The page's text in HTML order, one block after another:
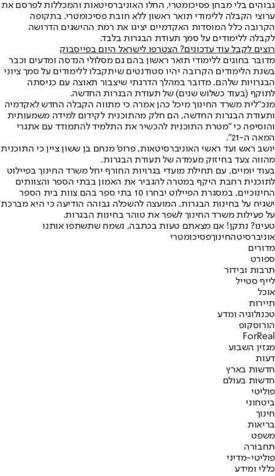
גבוהים בלי מבחן פסיכומטרי, החלו האוניברסיטאות והמכללות לפרסם את
ערוצי הקבלה ללימודי תואר ראשון ללא חובת פסיכומטרי. בתקופה
הקרובה כלל המוסדות האקדמיים יציגו את רמת ההישגים הדרושה
לקבלה ללימודים על סמך תעודת הבגרות בלבד.
רוצים לקבל עוד עדכונים? הצטרפו לישראל היום בפייסבוק
מדובר בחוגים ללימודי תואר ראשון בהם גם מסלולי הנדסה ומדעים וכבר
בשנת הלימודים הקרובה יהיו סטודנטים שיתקבלו ללימודים על סמך ציוני
הבגרויות שלהם. מדובר במהלך הדרגתי שיצבור תאוצה עם כניסתה
לתוקף (בעוד כשלוש שנים) של תעודת הבגרות החדשה.
מנכ"לית משרד החינוך מיכל כהן אמרה כי מתווה הקבלה החדש לאקדמיה
ותעודת הבגרות החדשה, הם חלק מהתוכנית לקידום למידה משמעותית
והוסיפה כי "מטרת התוכנית להכשיר את התלמיד להתמודד עם אתגרי
המאה ה-21".
יושב ראש ועד ראשי האוניברסיטאות, פרופ' מנחם בן ששון ציין כי התוכנית
מהווה צעד בחיזוק מעמדה של תעודת הבגרות.
בעוד יומיים, עם תחילת מועדי בגרויות החורף יחל משרד החינוך בפיילוט
לתוכנית רחבת היקף במטרה להגביר את האמון בבתי הספר והצוותים
החינוכיים. במסגרת הפיילוט יבחרו 10 בתי ספר בהם צוות בית הספר
ישגיח על בחינות הבגרות. המועצה להשכלה גבוהה הודיעה כי היא מברכת
על פעילות משרד החינוך לשפר את טוהר בחינות הבגרות.
טעינו? נתקן! אם מצאתם טעות בכתבה, נשמח שתשתפו אותנו
אוניברסיטהחינוךפסיכומטרי
מדורים
ספורט
תרבות ובידור
לייף סטייל
אוכל
תיירות
טכנולוגיה ומדע
הורוסקופ
ForReal
מגזין השבוע
דעות
חדשות בארץ
חדשות בעולם
פוליטי
ביטחוני
חינוך
בריאות
משפט
תחבורה
פוליטי-מדיני
כללי ומידע